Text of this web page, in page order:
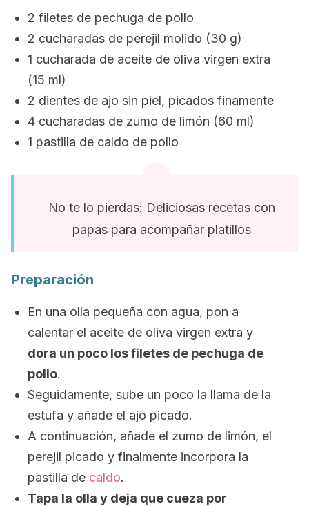
2 filetes de pechuga de pollo
2 cucharadas de perejil molido (30 g)
1 cucharada de aceite de oliva virgen extra
(15 ml)
2 dientes de ajo sin piel, picados finamente
4 cucharadas de zumo de limón (60 ml)
1 pastilla de caldo de pollo
No te lo pierdas: Deliciosas recetas con
papas para acompañar platillos
Preparación
En una olla pequeña con agua, pon a
calentar el aceite de oliva virgen extra y
dora un poco los filetes de pechuga de
pollo.
Seguidamente, sube un poco la llama de la
estufa y añade el ajo picado.
A continuación, añade el zumo de limón, el
perejil picado y finalmente incorpora la
pastilla de caldo.
Tapa la olla y deja que cueza por